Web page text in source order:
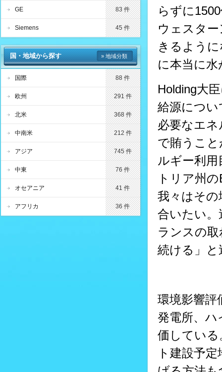
らずに
ウェスタ
きるよう
に本当に
Holding大
給源につ
必要なエ
で賄うこ
ルギー利
トリア州
我々はその
合いたい。
ランスの
続ける」
環境影響評
発電所、
価してい
ト建設予
GE 83 件
Siemens 45 件
国・地域から探す » 地域分類
国際 88 件
欧州 291 件
北米 368 件
中南米 212 件
アジア 745 件
中東 76 件
オセアニア 41 件
アフリカ 36 件